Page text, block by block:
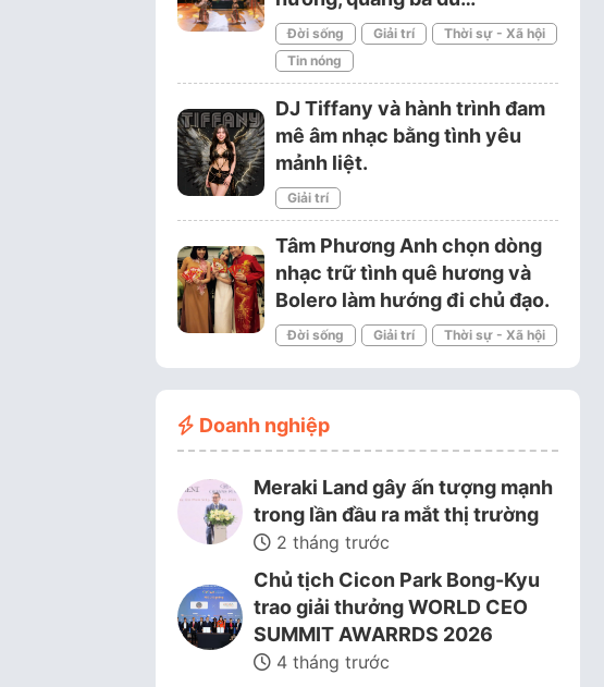
Đời sống Giải trí
Thời sự - Xã hội
Tin nóng
DJ Tiffany và hành trình đam
mê âm nhạc bằng tình yêu
mảnh liệt.
Giải trí
Tâm Phương Anh chọn dòng
nhạc trữ tình quê hương và
Bolero làm hướng đi chủ đạo.
Đời sống Giải trí Thời sự - Xã hội
Doanh nghiệp
Meraki Land gây ấn tượng mạnh
trong lần đầu ra mắt thị trường
2 tháng trước
Chủ tịch Cicon Park Bong-Kyu
trao giải thưởng WORLD CEO
SUMMIT AWARRDS 2026
4 tháng trước